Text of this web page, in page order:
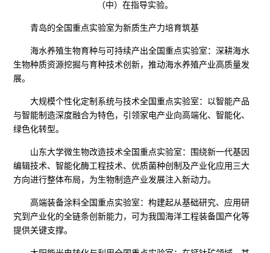
（中）在指导实验。
青岛的全国重点实验室为新质生产力培育筑基
海水养殖生物育种与可持续产出全国重点实验室：深耕海水
生物种质资源挖掘与育种技术创新，推动海水养殖产业高质量发
展。
大规模个性化定制系统与技术全国重点实验室：以智能产品
与智能制造深度融合为特色，引领家电产业向高端化、智能化、
绿色化转型。
山东大学微生物改造技术全国重点实验室：围绕新一代基因
编辑技术、智能化酶工程技术、优质菌种创制及产业化应用三大
方向进行整体布局，为生物制造产业发展注入新动力。
高端装备涂料全国重点实验室：构建起从基础研究、应用研
究到产业化的全链条创新能力，可为我国海洋工程装备国产化等
提供关键支撑。